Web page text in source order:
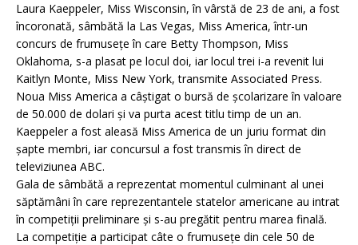
Laura Kaeppeler, Miss Wisconsin, în vârstă de 23 de ani, a fost
încoronată, sâmbătă la Las Vegas, Miss America, într-un
concurs de frumuseţe în care Betty Thompson, Miss
Oklahoma, s-a plasat pe locul doi, iar locul trei i-a revenit lui
Kaitlyn Monte, Miss New York, transmite Associated Press.
Noua Miss America a câştigat o bursă de şcolarizare în valoare
de 50.000 de dolari şi va purta acest titlu timp de un an.
Kaeppeler a fost aleasă Miss America de un juriu format din
şapte membri, iar concursul a fost transmis în direct de
televiziunea ABC.
Gala de sâmbătă a reprezentat momentul culminant al unei
săptămâni în care reprezentantele statelor americane au intrat
în competiţii preliminare şi s-au pregătit pentru marea finală.
La competiţie a participat câte o frumuseţe din cele 50 de